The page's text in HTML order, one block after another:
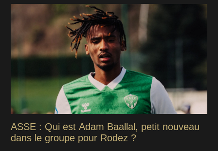
ASSE : Qui est Adam Baallal, petit nouveau
dans le groupe pour Rodez ?